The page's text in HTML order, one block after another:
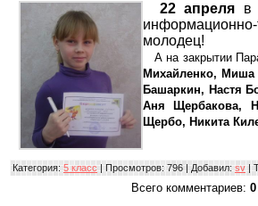
22 апреля в
молодец!
А на закрытии
Михайленко, Миша
Башаркин, Настя
Аня Щербакова,
Щербо, Никита
Категория: 5 класс | Просмотров: 796 | Добавил: sv |
Всего комментариев: 0